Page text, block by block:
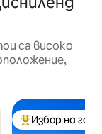
са високо
Най-популярен
Избор на